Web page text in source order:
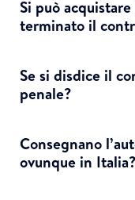
Si può
terminato il
Se si disdice il
penale?
Consegnano
ovunque in Italia?